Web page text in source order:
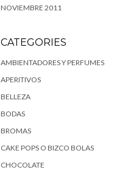
NOVIEMBRE 2011
CATEGORIES
AMBIENTADORES Y PERFUMES
APERITIVOS
BELLEZA
BODAS
BROMAS
CAKE POPS O BIZCO BOLAS
CHOCOLATE